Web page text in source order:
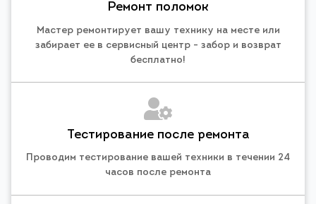
Ремонт поломок
Мастер ремонтирует вашу технику на месте или
забирает ее в сервисный центр - забор и возврат
бесплатно!
Тестирование после ремонта
Проводим тестирование вашей техники в течении 24
часов после ремонта